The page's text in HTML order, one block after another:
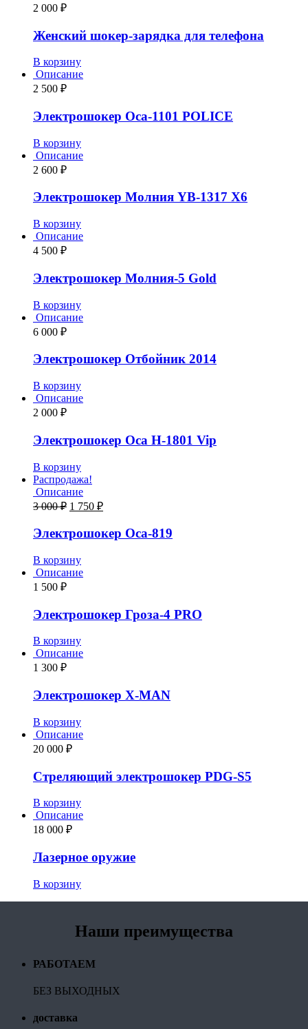
2 000 ₽
Женский шокер-зарядка для телефона
В корзину
Описание
2 500 ₽
Электрошокер Оса-1101 POLICE
В корзину
Описание
2 600 ₽
Электрошокер Молния YB-1317 Х6
В корзину
Описание
4 500 ₽
Электрошокер Молния-5 Gold
В корзину
Описание
6 000 ₽
Электрошокер Отбойник 2014
В корзину
Описание
2 000 ₽
Электрошокер Оса H-1801 Vip
В корзину
Распродажа!
Описание
3 000₽ 1 750 ₽
Электрошокер Оса-819
В корзину
Описание
1 500 ₽
Электрошокер Гроза-4 PRO
В корзину
Описание
1 300 ₽
Электрошокер X-MAN
В корзину
Описание
20 000 ₽
Стреляющий электрошокер PDG-S5
В корзину
Описание
18 000 ₽
Лазерное оружие
В корзину
Наши преимущества
РАБОТАЕМ
БЕЗ ВЫХОДНЫХ
доставка